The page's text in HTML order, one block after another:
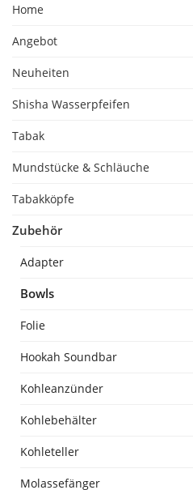
Home
Angebot
Neuheiten
Shisha Wasserpfeifen
Tabak
Mundstücke & Schläuche
Tabakköpfe
Zubehör
Adapter
Bowls
Folie
Hookah Soundbar
Kohleanzünder
Kohlebehälter
Kohleteller
Molassefänger